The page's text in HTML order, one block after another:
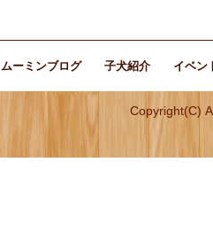
ムーミンブログ 子犬紹介 イベン
Copyright(C)